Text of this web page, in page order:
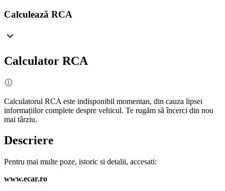
Calculează RCA
Calculator RCA
Calculatorul RCA este indisponibil momentan, din cauza lipsei
informațiilor complete despre vehicul. Te rugăm să încerci din nou
mai târziu.
Descriere
Pentru mai multe poze, istoric si detalii, accesati:
www.ecar.ro